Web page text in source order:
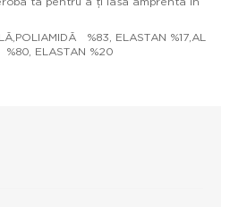
%83, ELASTAN %17,AL
ELASTAN %20